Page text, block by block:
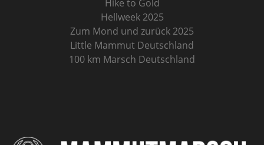
Hike to Gold
Hellweek 2025
Zum Mond und zurück 2025
Little Mammut Deutschland
100 km Marsch Deutschland